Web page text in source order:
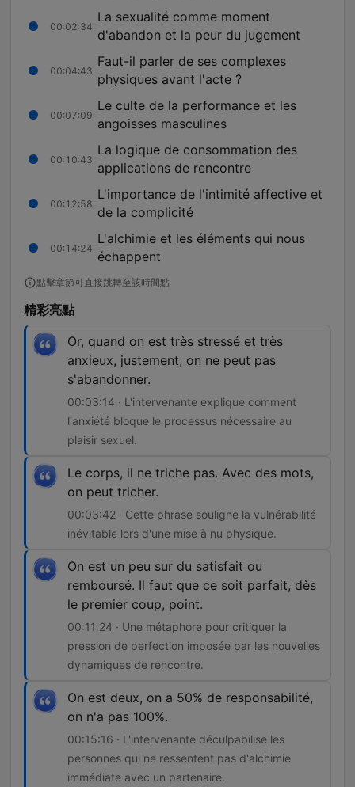
00:02:34
La sexualité comme moment
d'abandon et la peur du jugement
00:04:43
Faut-il parler de ses complexes
physiques avant l'acte ?
00:07:09
Le culte de la performance et les
angoisses masculines
00:10:43
La logique de consommation des
applications de rencontre
00:12:58
L'importance de l'intimité affective et
de la complicité
00:14:24
L'alchimie et les éléments qui nous
échappent
點擊章節可直接跳轉至該時間點
精彩亮點
Or, quand on est très stressé et très
anxieux, justement, on ne peut pas
s'abandonner.
00:03:14 · L'intervenante explique comment
l'anxiété bloque le processus nécessaire au
plaisir sexuel.
Le corps, il ne triche pas. Avec des mots,
on peut tricher.
00:03:42 · Cette phrase souligne la vulnérabilité
inévitable lors d'une mise à nu physique.
On est un peu sur du satisfait ou
remboursé. Il faut que ce soit parfait, dès
le premier coup, point.
00:11:24 · Une métaphore pour critiquer la
pression de perfection imposée par les nouvelles
dynamiques de rencontre.
On est deux, on a 50% de responsabilité,
on n'a pas 100%.
00:15:16 · L'intervenante déculpabilise les
personnes qui ne ressentent pas d'alchimie
immédiate avec un partenaire.